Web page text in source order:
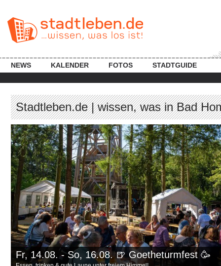
NEWS KALENDER FOTOS STADTGUIDE
Stadtleben.de | wissen, was in Bad
Fr, 14.08. - So, 16.08. 🍺 Goetheturmfest 🥳